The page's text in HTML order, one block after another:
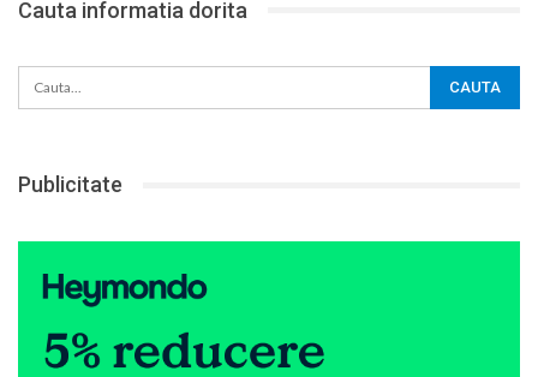
Cauta informatia dorita
Publicitate